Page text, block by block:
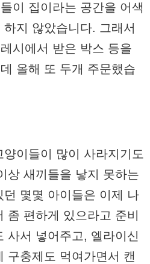
이 집이라는 공간을 어색
지 않았습니다. 그래서
시에서 받은 박스 등을
올해 또 두개 주문했습
이들이 많이 사라지기도
상 새끼들을 낳지 못하는
몇몇 아이들은 이제 나
좀 편하게 있으라고 준비
사서 넣어주고, 엘라이신
구충제도 먹여가면서 캔